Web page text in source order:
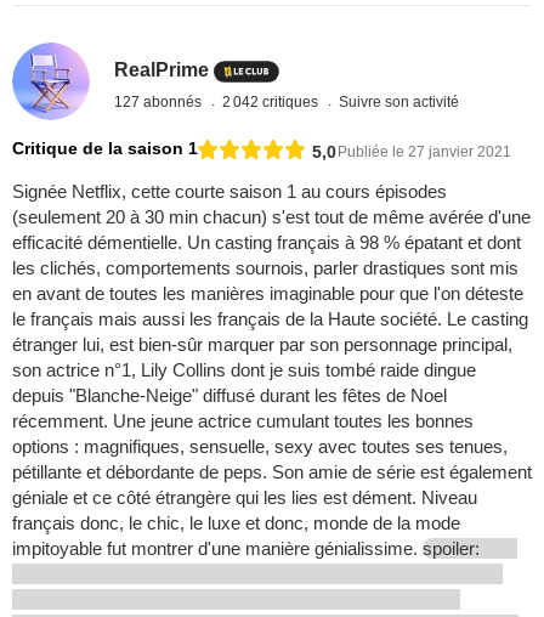
RealPrime
127 abonnés 2 042 critiques Suivre son activité
Critique de la saison 1 5,0Publiée le 27 janvier 2021
Signée Netflix, cette courte saison 1 au cours épisodes
(seulement 20 à 30 min chacun) s'est tout de même avérée d'une
efficacité démentielle. Un casting français à 98 % épatant et dont
les clichés, comportements sournois, parler drastiques sont mis
en avant de toutes les manières imaginable pour que l'on déteste
le français mais aussi les français de la Haute société. Le casting
étranger lui, est bien-sûr marquer par son personnage principal,
son actrice n°1, Lily Collins dont je suis tombé raide dingue
depuis "Blanche-Neige" diffusé durant les fêtes de Noel
récemment. Une jeune actrice cumulant toutes les bonnes
options : magnifiques, sensuelle, sexy avec toutes ses tenues,
pétillante et débordante de peps. Son amie de série est également
géniale et ce côté étrangère qui les lies est dément. Niveau
français donc, le chic, le luxe et donc, monde de la mode
impitoyable fut montrer d'une manière génialissime. spoiler: